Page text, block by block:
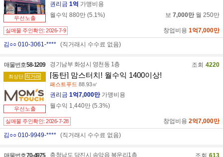
우선노출
권리금 1억 가맹비용
월수익 880만 (5.1%) 보 7,000만 월 250만
실매물 주인확인: 2026-7-9 창업비용 1억7,000만
김○○ 010-3061-**** (직거래시 수수료 없음)
매물번호58-1209
최상단 직거래
우선노출
경기남부 화성시 영천동 1층 조회 4220
[동탄] 맘스터치! 월수익 1400이상!
패스트푸드 88.93㎡
권리금 1억7,000만 가맹비용
월수익 1,440만 (5.3%)
실매물 주인확인: 2026-7-28 창업비용 2억7,000만
김○○ 010-9949-**** (직거래시 수수료 없음)
충청남도 당진시 송악읍 복운리1층